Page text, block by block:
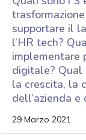
supportare il
l’HR tech?
implementare
digitale? Qual
la crescita, la
dell’azienda
29 Marzo 2021